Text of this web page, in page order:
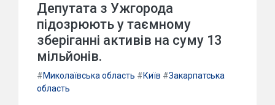
Депутата з Ужгорода
підозрюють у таємному
зберіганні активів на суму 13
мільйонів.
#Миколаївська область #Київ #Закарпатська
область